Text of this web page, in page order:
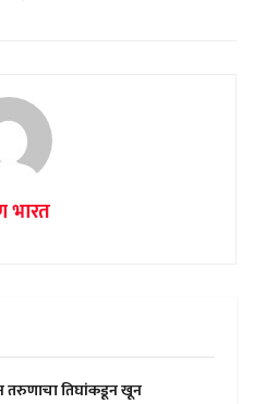
तरुणाचा तिघांकडून खून